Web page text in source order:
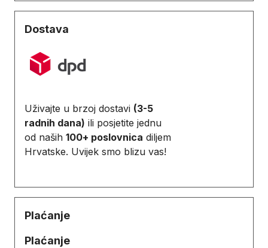
Dostava
Uživajte u brzoj dostavi (3-5
radnih dana) ili posjetite jednu
od naših 100+ poslovnica diljem
Hrvatske. Uvijek smo blizu vas!
Plaćanje
Plaćanje